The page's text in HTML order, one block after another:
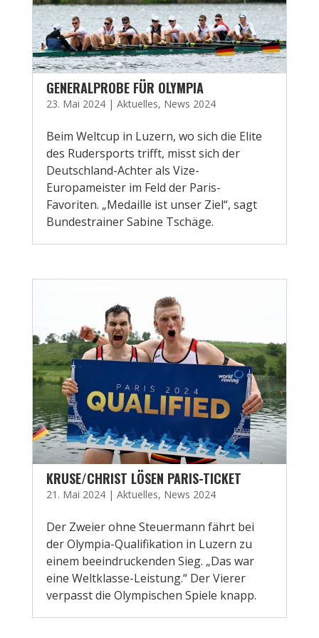
GENERALPROBE FÜR OLYMPIA
23. Mai 2024| Aktuelles, News 2024
Beim Weltcup in Luzern, wo sich die Elite
des Rudersports trifft, misst sich der
Deutschland-Achter als Vize-
Europameister im Feld der Paris-
Favoriten. „Medaille ist unser Ziel“, sagt
Bundestrainer Sabine Tschäge.
KRUSE/CHRIST LÖSEN PARIS-TICKET
21. Mai 2024| Aktuelles, News 2024
Der Zweier ohne Steuermann fährt bei
der Olympia-Qualifikation in Luzern zu
einem beeindruckenden Sieg. „Das war
eine Weltklasse-Leistung.“ Der Vierer
verpasst die Olympischen Spiele knapp.